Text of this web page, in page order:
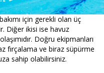
için gerekli olan üç
Diğer ikisi ise havuz
Doğru ekipmanları
fırçalama ve biraz süpürme
sahip olabilirsiniz.